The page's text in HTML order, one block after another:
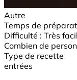
Autre
Temps de
Difficulté : Très
Combien de
Type de recette
entrées